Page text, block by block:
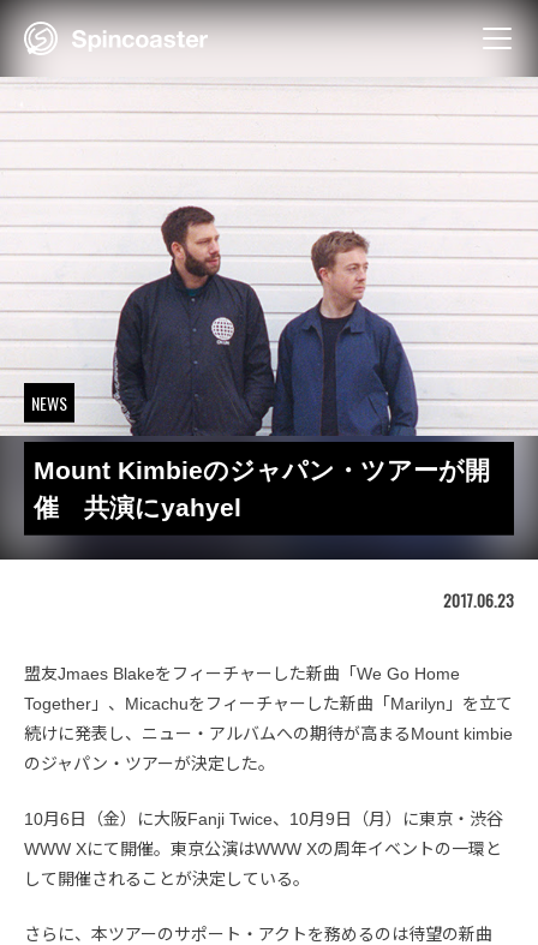
Skip
NEWS
Mount Kimbieのジャパン・ツアーが開
催 共演にyahyel
2017.06.23
盟友Jmaes Blakeをフィーチャーした新曲「We Go Home
Together」、Micachuをフィーチャーした新曲「Marilyn」を立て
続けに発表し、ニュー・アルバムへの期待が高まるMount kimbie
のジャパン・ツアーが決定した。
10月6日（金）に大阪Fanji Twice、10月9日（月）に東京・渋谷
WWW Xにて開催。東京公演はWWW Xの周年イベントの一環と
して開催されることが決定している。
さらに、本ツアーのサポート・アクトを務めるのは待望の新曲